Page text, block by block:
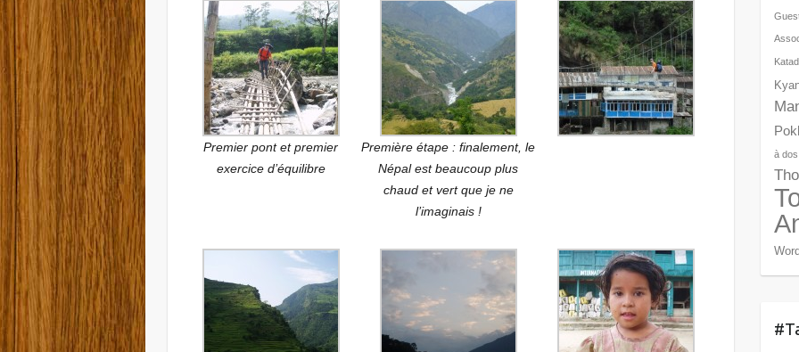
Premier pont et premier
exercice d’équilibre
Première étape : finalement, le
Népal est beaucoup plus
chaud et vert que je ne
l’imaginais !
à dos